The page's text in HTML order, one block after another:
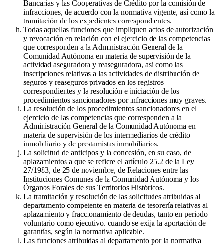
Bancarias y las Cooperativas de Crédito por la comisión de
infracciones, de acuerdo con la normativa vigente, así como la
tramitación de los expedientes correspondientes.
Todas aquellas funciones que impliquen actos de autorización
y revocación en relación con el ejercicio de las competencias
que corresponden a la Administración General de la
Comunidad Autónoma en materia de supervisión de la
actividad aseguradora y reaseguradora, así como las
inscripciones relativas a las actividades de distribución de
seguros y reaseguros privados en los registros
correspondientes y la resolución e iniciación de los
procedimientos sancionadores por infracciones muy graves.
La resolución de los procedimientos sancionadores en el
ejercicio de las competencias que corresponden a la
Administración General de la Comunidad Autónoma en
materia de supervisión de los intermediarios de crédito
inmobiliario y de prestamistas inmobiliarios.
La solicitud de anticipos y la concesión, en su caso, de
aplazamientos a que se refiere el artículo 25.2 de la Ley
27/1983, de 25 de noviembre, de Relaciones entre las
Instituciones Comunes de la Comunidad Autónoma y los
Órganos Forales de sus Territorios Históricos.
La tramitación y resolución de las solicitudes atribuidas al
departamento competente en materia de tesorería relativas al
aplazamiento y fraccionamiento de deudas, tanto en periodo
voluntario como ejecutivo, cuando se exija la aportación de
garantías, según la normativa aplicable.
Las funciones atribuidas al departamento por la normativa